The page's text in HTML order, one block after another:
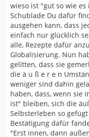
wieso ist "gut so wie
Schublade Du dafür
ausgehen kann, dass
einfach nur glücklich
alle, Rezepte dafür
Globalisierung. Nun
gelitten, dass sie
die ä u ß e r e n
weniger sind dahin
haben, dass, wenn sie
ist" bleiben, sich die
Selbsterleben so
Bestätigung dafür
"Erst innen, dann